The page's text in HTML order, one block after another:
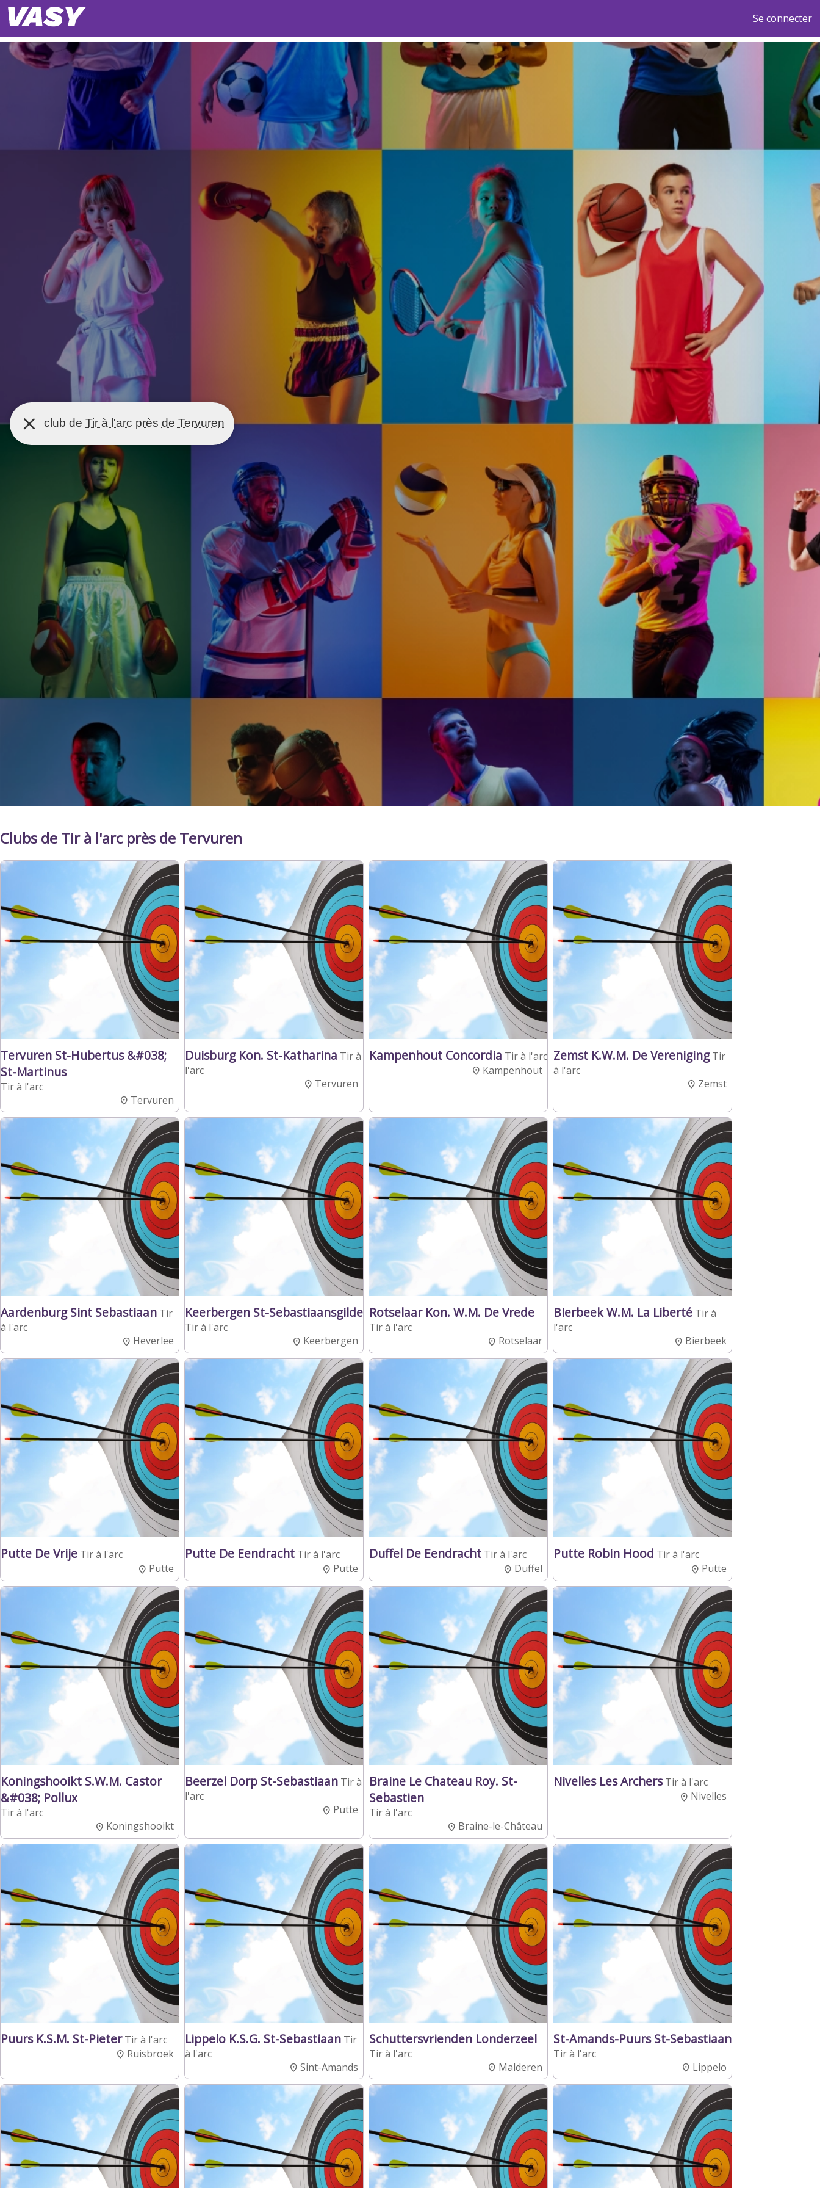
Se connecter
club de Tir à l'arc près de Tervuren
Clubs de Tir à l'arc près de Tervuren
Tervuren St-Hubertus &#038;
St-Martinus
Tir à l'arc
Tervuren
Duisburg Kon. St-Katharina Tir à
l'arc
Tervuren
Kampenhout Concordia Tir à l'arc
Kampenhout
Zemst K.W.M. De Vereniging Tir
à l'arc
Zemst
Aardenburg Sint Sebastiaan Tir
à l'arc
Heverlee
Keerbergen St-Sebastiaansgilde
Tir à l'arc
Keerbergen
Rotselaar Kon. W.M. De Vrede
Tir à l'arc
Rotselaar
Bierbeek W.M. La Liberté Tir à
l'arc
Bierbeek
Putte De Vrije Tir à l'arc
Putte
Putte De Eendracht Tir à l'arc
Putte
Duffel De Eendracht Tir à l'arc
Duffel
Putte Robin Hood Tir à l'arc
Putte
Koningshooikt S.W.M. Castor
&#038; Pollux
Tir à l'arc
Koningshooikt
Beerzel Dorp St-Sebastiaan Tir à
l'arc
Putte
Braine Le Chateau Roy. St-
Sebastien
Tir à l'arc
Braine-le-Château
Nivelles Les Archers Tir à l'arc
Nivelles
Puurs K.S.M. St-Pieter Tir à l'arc
Ruisbroek
Lippelo K.S.G. St-Sebastiaan Tir
à l'arc
Sint-Amands
Schuttersvrienden Londerzeel
Tir à l'arc
Malderen
St-Amands-Puurs St-Sebastiaan
Tir à l'arc
Lippelo